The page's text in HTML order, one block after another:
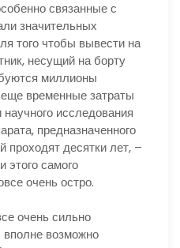
связанные с
значительных
того чтобы вывести на
несущий на борту
миллионы
временные затраты
исследования
предназначенного
проходят десятки лет, –
этого самого
очень остро.
очень сильно
вполне возможно